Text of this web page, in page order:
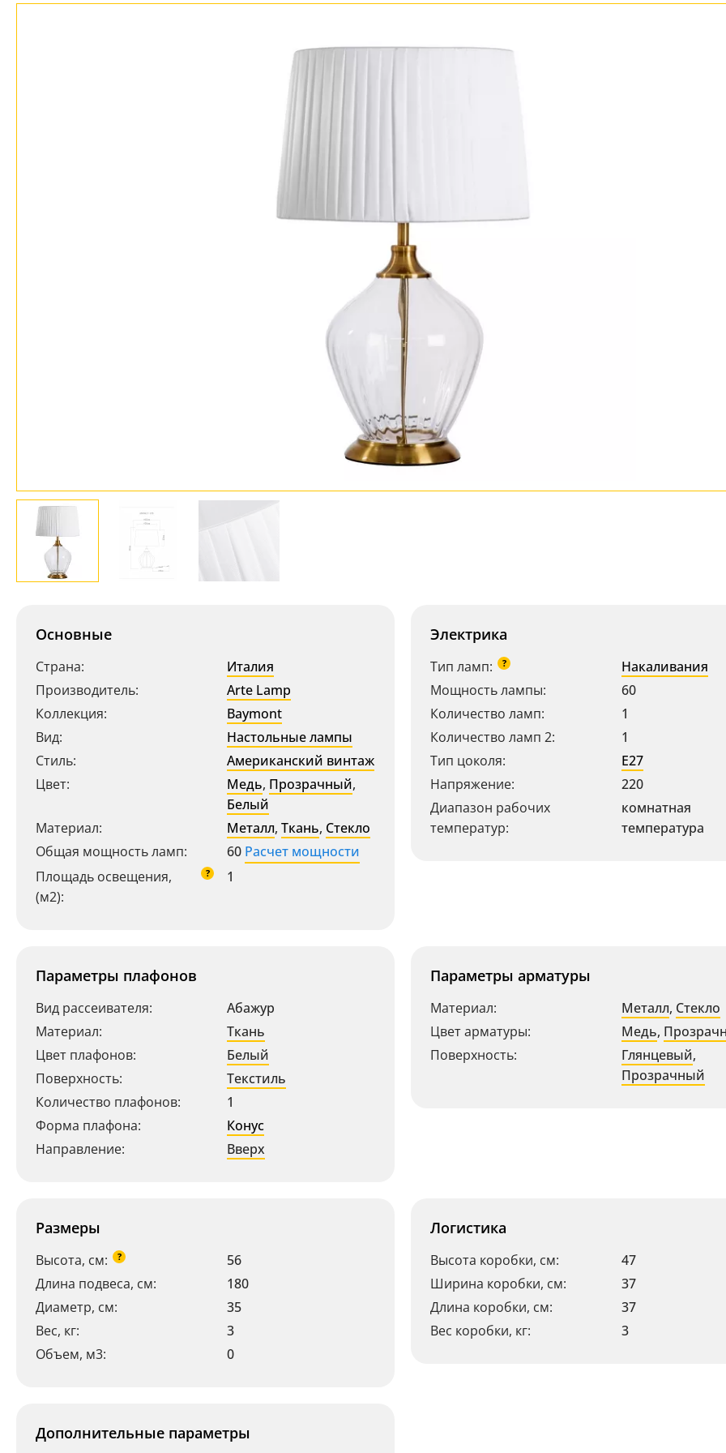
Ваш регион:
+7 (800) 775-63-32 - бесплатно по России
Основные
Страна:
Италия
Производитель:
Arte Lamp
Коллекция:
Baymont
Вид:
Настольные лампы
Стиль:
Американский винтаж
Цвет:
Медь, Прозрачный,
Белый
Материал:
Металл, Ткань, Стекло
Общая мощность ламп:
60 Расчет мощности
Площадь освещения,
(м2):
? 1
Электрика
Тип ламп: ?
Накаливания
Мощность лампы:
60
Количество ламп:
1
Количество ламп 2:
1
Тип цоколя:
E27
Напряжение:
220
Диапазон рабочих
температур:
комнатная
температура
Параметры плафонов
Вид рассеивателя:
Абажур
Материал:
Ткань
Цвет плафонов:
Белый
Поверхность:
Текстиль
Количество плафонов:
1
Форма плафона:
Конус
Направление:
Вверх
Параметры арматуры
Материал: Металл, Стекло
Цвет арматуры:
Медь,
Поверхность:
Глянцевый,
Прозрачный
Размеры
Высота, см: ?
56
Длина подвеса, см:
180
Диаметр, см:
35
Вес, кг:
3
Объем, м3:
0
Логистика
Высота коробки, см:
47
Ширина коробки, см:
37
Длина коробки, см:
37
Вес коробки, кг:
3
Дополнительные параметры